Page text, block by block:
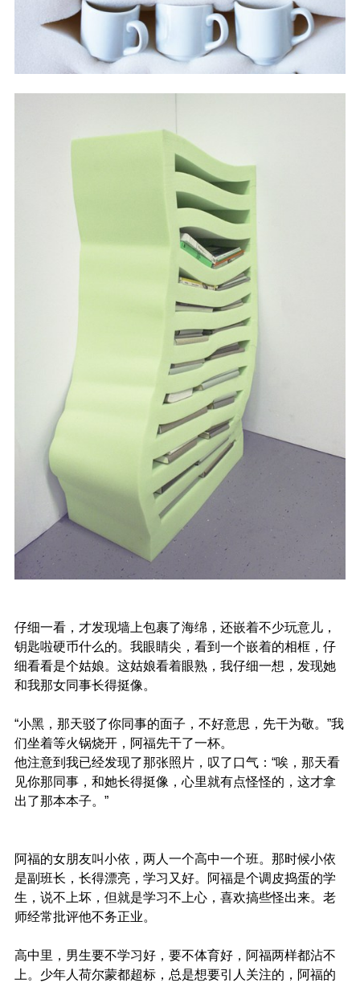
仔细一看，才发现墙上包裹了海绵，还嵌着不少玩意儿，
钥匙啦硬币什么的。我眼睛尖，看到一个嵌着的相框，仔
细看看是个姑娘。这姑娘看着眼熟，我仔细一想，发现她
和我那女同事长得挺像。
“小黑，那天驳了你同事的面子，不好意思，先干为敬。”我
们坐着等火锅烧开，阿福先干了一杯。
他注意到我已经发现了那张照片，叹了口气：“唉，那天看
见你那同事，和她长得挺像，心里就有点怪怪的，这才拿
出了那本本子。”
阿福的女朋友叫小依，两人一个高中一个班。那时候小依
是副班长，长得漂亮，学习又好。阿福是个调皮捣蛋的学
生，说不上坏，但就是学习不上心，喜欢搞些怪出来。老
师经常批评他不务正业。
高中里，男生要不学习好，要不体育好，阿福两样都沾不
上。少年人荷尔蒙都超标，总是想要引人关注的，阿福的